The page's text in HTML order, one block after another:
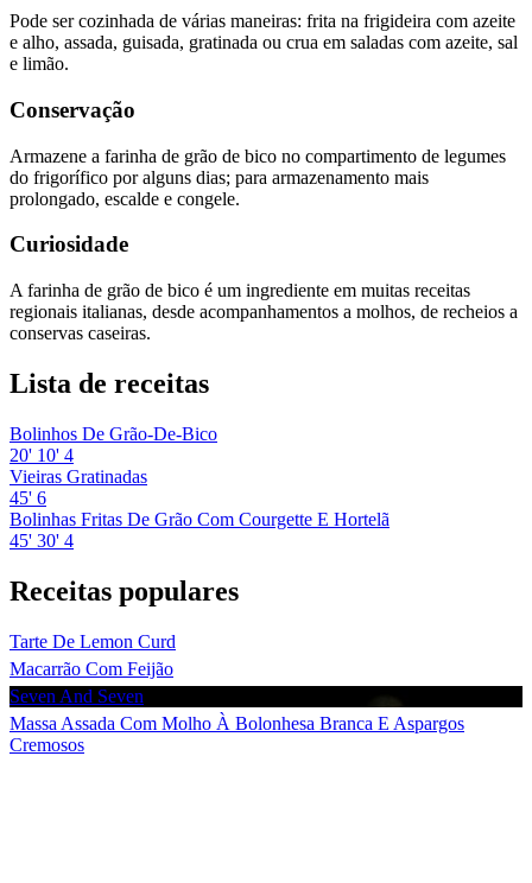
Pode ser cozinhada de várias maneiras: frita na frigideira com azeite
e alho, assada, guisada, gratinada ou crua em saladas com azeite, sal
e limão.
Conservação
Armazene a farinha de grão de bico no compartimento de legumes
do frigorífico por alguns dias; para armazenamento mais
prolongado, escalde e congele.
Curiosidade
A farinha de grão de bico é um ingrediente em muitas receitas
regionais italianas, desde acompanhamentos a molhos, de recheios a
conservas caseiras.
Lista de receitas
Bolinhos De Grão-De-Bico
20' 10' 4
Vieiras Gratinadas
45' 6
Bolinhas Fritas De Grão Com Courgette E Hortelã
45' 30' 4
Receitas populares
Tarte De Lemon Curd
Macarrão Com Feijão
Seven And Seven
Massa Assada Com Molho À Bolonhesa Branca E Aspargos
Cremosos